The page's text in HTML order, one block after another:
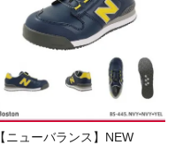
【ニューバランス】NEW